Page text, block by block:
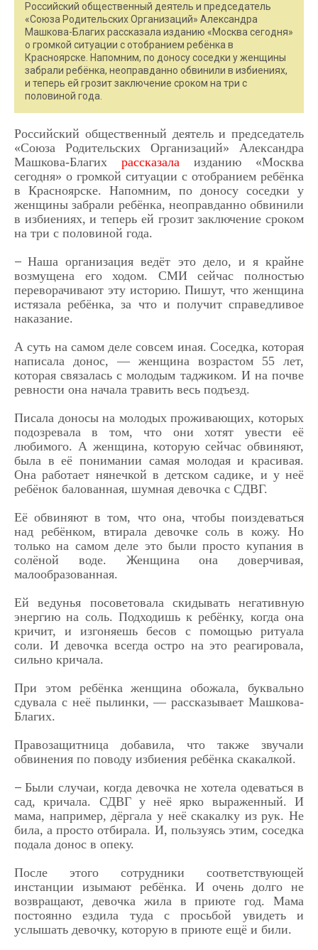
Российский общественный деятель и председатель
«Союза Родительских Организаций» Александра
Машкова-Благих рассказала изданию «Москва сегодня»
о громкой ситуации с отобранием ребёнка в
Красноярске. Напомним, по доносу соседки у женщины
забрали ребёнка, неоправданно обвинили в избиениях,
и теперь ей грозит заключение сроком на три с
половиной года.
Российский общественный деятель и председатель
«Союза Родительских Организаций» Александра
Машкова-Благих рассказала изданию «Москва
сегодня» о громкой ситуации с отобранием ребёнка
в Красноярске. Напомним, по доносу соседки у
женщины забрали ребёнка, неоправданно обвинили
в избиениях, и теперь ей грозит заключение сроком
на три с половиной года.
—Наша организация ведёт это дело, и я крайне
возмущена его ходом. СМИ сейчас полностью
переворачивают эту историю. Пишут, что женщина
истязала ребёнка, за что и получит справедливое
наказание.
А суть на самом деле совсем иная. Соседка, которая
написала донос, — женщина возрастом 55 лет,
которая связалась с молодым таджиком. И на почве
ревности она начала травить весь подъезд.
Писала доносы на молодых проживающих, которых
подозревала в том, что они хотят увести её
любимого. А женщина, которую сейчас обвиняют,
была в её понимании самая молодая и красивая.
Она работает нянечкой в детском садике, и у неё
ребёнок балованная, шумная девочка с СДВГ.
Её обвиняют в том, что она, чтобы поиздеваться
над ребёнком, втирала девочке соль в кожу. Но
только на самом деле это были просто купания в
солёной воде. Женщина она доверчивая,
малообразованная.
Ей ведунья посоветовала скидывать негативную
энергию на соль. Подходишь к ребёнку, когда она
кричит, и изгоняешь бесов с помощью ритуала
соли. И девочка всегда остро на это реагировала,
сильно кричала.
При этом ребёнка женщина обожала, буквально
сдувала с неё пылинки, — рассказывает Машкова-
Благих.
Правозащитница добавила, что также звучали
обвинения по поводу избиения ребёнка скакалкой.
— Были случаи, когда девочка не хотела одеваться в
сад, кричала. СДВГ у неё ярко выраженный. И
мама, например, дёргала у неё скакалку из рук. Не
била, а просто отбирала. И, пользуясь этим, соседка
подала донос в опеку.
После этого сотрудники соответствующей
инстанции изымают ребёнка. И очень долго не
возвращают, девочка жила в приюте год. Мама
постоянно ездила туда с просьбой увидеть и
услышать девочку, которую в приюте ещё и били.